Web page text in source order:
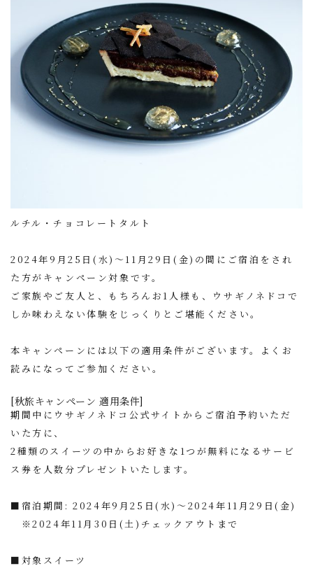
ルチル・チョコレートタルト
2024年9月25日(水)～11月29日(金)の間にご宿泊をされ
た方がキャンペーン対象です。
ご家族やご友人と、もちろんお1人様も、ウサギノネドコで
しか味わえない体験をじっくりとご堪能ください。
本キャンペーンには以下の適用条件がございます。よくお
読みになってご参加ください。
[秋旅キャンペーン 適用条件]
期間中にウサギノネドコ公式サイトからご宿泊予約いただ
いた方に、
2種類のスイーツの中からお好きな1つが無料になるサービ
ス券を人数分プレゼントいたします。
■宿泊期間: 2024年9月25日(水)～2024年11月29日(金)
※2024年11月30日(土)チェックアウトまで
■対象スイーツ